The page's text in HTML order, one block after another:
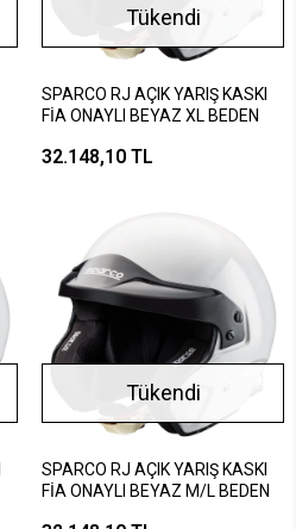
Tükendi
SPARCO RJ AÇIK YARIŞ KASKI
FİA ONAYLI BEYAZ XL BEDEN
32.148,10 TL
Tükendi
SPARCO RJ AÇIK YARIŞ KASKI
FİA ONAYLI BEYAZ M/L BEDEN